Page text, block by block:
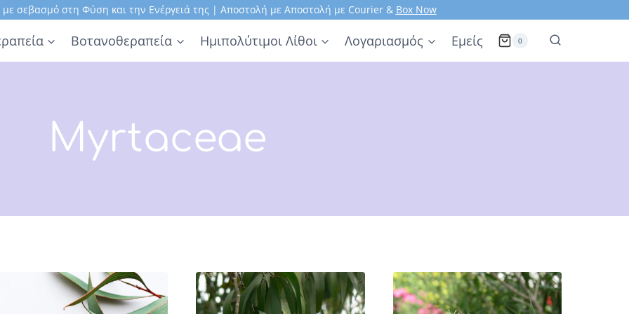
με σεβασμό στη Φύση και την Ενέργειά της | Αποστολή με Αποστολή με Courier & Box Now
Βοτανοθεραπεία Ημιπολύτιμοι Λίθοι Λογαριασμός Εμείς 0
Myrtaceae